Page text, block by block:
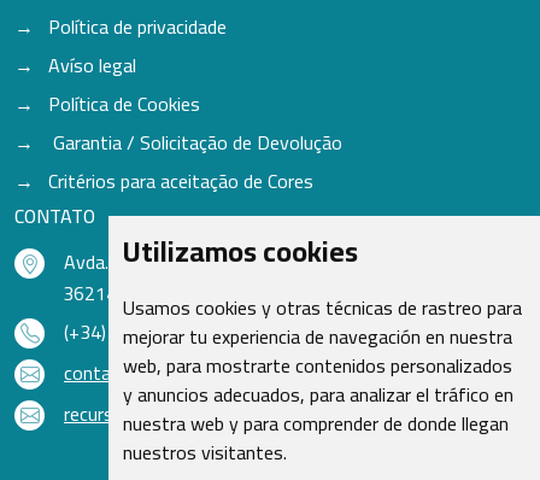
Utilizamos cookies
Usamos cookies y otras técnicas de rastreo para
mejorar tu experiencia de navegación en nuestra
web, para mostrarte contenidos personalizados
y anuncios adecuados, para analizar el tráfico en
nuestra web y para comprender de donde llegan
nuestros visitantes.
Política de privacidade
Avíso legal
Política de Cookies
Garantia / Solicitação de Devolução
Critérios para aceitação de Cores
CONTATO
Avda. do Freixo - Sardoma, 13
36214 Vigo - Pontevedra - Espanha
(+34) 986 48 16 33
contacto@qsr.es
recursoshumanos@qsr.es